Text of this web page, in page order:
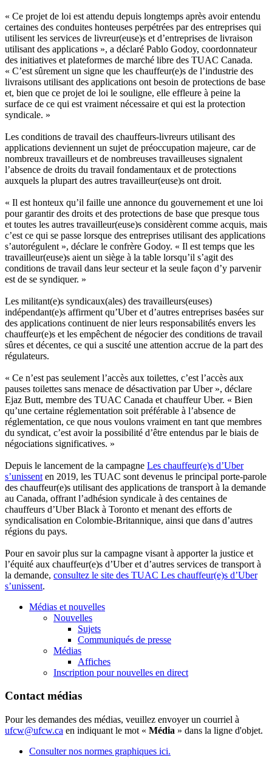
« Ce projet de loi est attendu depuis longtemps après avoir entendu
certaines des conduites honteuses perpétrées par des entreprises qui
utilisent les services de livreur(euse)s et d’entreprises de livraison
utilisant des applications », a déclaré Pablo Godoy, coordonnateur
des initiatives et plateformes de marché libre des TUAC Canada.
« C’est sûrement un signe que les chauffeur(e)s de l’industrie des
livraisons utilisant des applications ont besoin de protections de base
et, bien que ce projet de loi le souligne, elle effleure à peine la
surface de ce qui est vraiment nécessaire et qui est la protection
syndicale. »
Les conditions de travail des chauffeurs-livreurs utilisant des
applications deviennent un sujet de préoccupation majeure, car de
nombreux travailleurs et de nombreuses travailleuses signalent
l’absence de droits du travail fondamentaux et de protections
auxquels la plupart des autres travailleur(euse)s ont droit.
« Il est honteux qu’il faille une annonce du gouvernement et une loi
pour garantir des droits et des protections de base que presque tous
et toutes les autres travailleur(euse)s considèrent comme acquis, mais
c’est ce qui se passe lorsque des entreprises utilisant des applications
s’autorégulent », déclare le confrère Godoy. « Il est temps que les
travailleur(euse)s aient un siège à la table lorsqu’il s’agit des
conditions de travail dans leur secteur et la seule façon d’y parvenir
est de se syndiquer. »
Les militant(e)s syndicaux(ales) des travailleurs(euses)
indépendant(e)s affirment qu’Uber et d’autres entreprises basées sur
des applications continuent de nier leurs responsabilités envers les
chauffeur(e)s et les empêchent de négocier des conditions de travail
sûres et décentes, ce qui a suscité une attention accrue de la part des
régulateurs.
« Ce n’est pas seulement l’accès aux toilettes, c’est l’accès aux
pauses toilettes sans menace de désactivation par Uber », déclare
Ejaz Butt, membre des TUAC Canada et chauffeur Uber. « Bien
qu’une certaine réglementation soit préférable à l’absence de
réglementation, ce que nous voulons vraiment en tant que membres
du syndicat, c’est avoir la possibilité d’être entendus par le biais de
négociations significatives. »
Depuis le lancement de la campagne Les chauffeur(e)s d’Uber
s’unissent en 2019, les TUAC sont devenus le principal porte-parole
des chauffeur(e)s utilisant des applications de transport à la demande
au Canada, offrant l’adhésion syndicale à des centaines de
chauffeurs d’Uber Black à Toronto et menant des efforts de
syndicalisation en Colombie-Britannique, ainsi que dans d’autres
régions du pays.
Pour en savoir plus sur la campagne visant à apporter la justice et
l’équité aux chauffeur(e)s d’Uber et d’autres services de transport à
la demande, consultez le site des TUAC Les chauffeur(e)s d’Uber
s’unissent.
Médias et nouvelles
Nouvelles
Sujets
Communiqués de presse
Médias
Affiches
Inscription pour nouvelles en direct
Contact médias
Pour les demandes des médias, veuillez envoyer un courriel à
ufcw@ufcw.ca en indiquant le mot « Média » dans la ligne d'objet.
Consulter nos normes graphiques ici.